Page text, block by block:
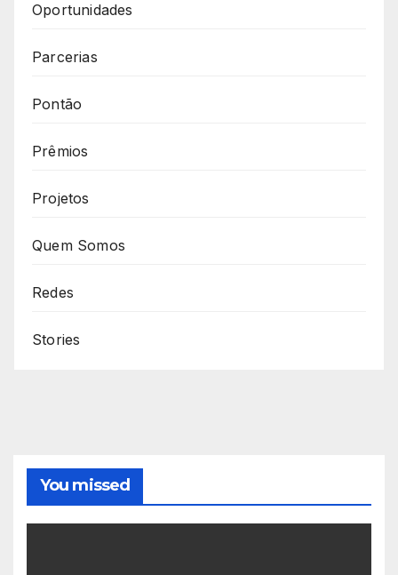
Oportunidades
Parcerias
Pontão
Prêmios
Projetos
Quem Somos
Redes
Stories
You missed